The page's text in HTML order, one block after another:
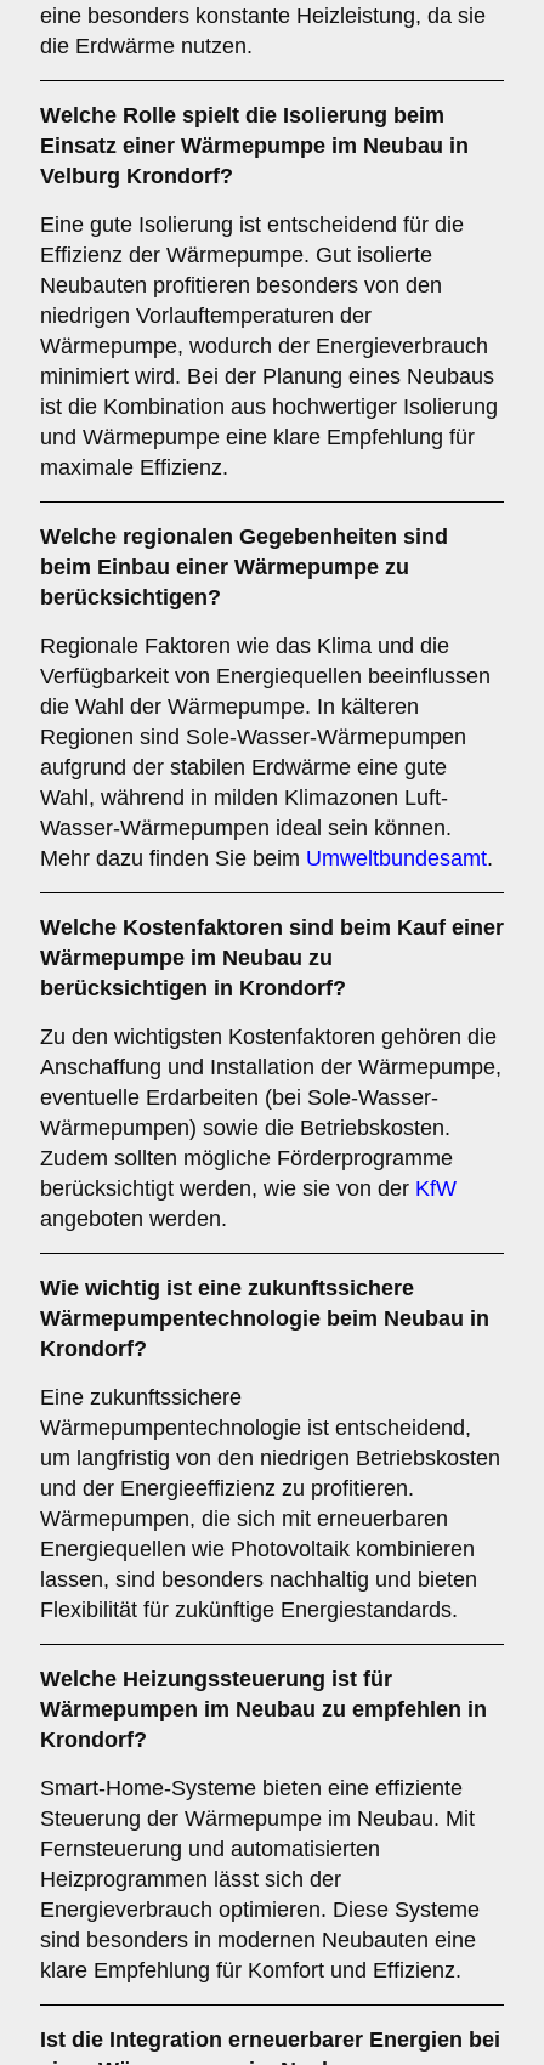
eine besonders konstante Heizleistung, da sie
die Erdwärme nutzen.
Welche Rolle spielt die Isolierung beim
Einsatz einer Wärmepumpe im Neubau in
Velburg Krondorf?
Eine gute Isolierung ist entscheidend für die
Effizienz der Wärmepumpe. Gut isolierte
Neubauten profitieren besonders von den
niedrigen Vorlauftemperaturen der
Wärmepumpe, wodurch der Energieverbrauch
minimiert wird. Bei der Planung eines Neubaus
ist die Kombination aus hochwertiger Isolierung
und Wärmepumpe eine klare Empfehlung für
maximale Effizienz.
Welche regionalen Gegebenheiten sind
beim Einbau einer Wärmepumpe zu
berücksichtigen?
Regionale Faktoren wie das Klima und die
Verfügbarkeit von Energiequellen beeinflussen
die Wahl der Wärmepumpe. In kälteren
Regionen sind Sole-Wasser-Wärmepumpen
aufgrund der stabilen Erdwärme eine gute
Wahl, während in milden Klimazonen Luft-
Wasser-Wärmepumpen ideal sein können.
Mehr dazu finden Sie beim Umweltbundesamt.
Welche Kostenfaktoren sind beim Kauf einer
Wärmepumpe im Neubau zu
berücksichtigen in Krondorf?
Zu den wichtigsten Kostenfaktoren gehören die
Anschaffung und Installation der Wärmepumpe,
eventuelle Erdarbeiten (bei Sole-Wasser-
Wärmepumpen) sowie die Betriebskosten.
Zudem sollten mögliche Förderprogramme
berücksichtigt werden, wie sie von der KfW
angeboten werden.
Wie wichtig ist eine zukunftssichere
Wärmepumpentechnologie beim Neubau in
Krondorf?
Eine zukunftssichere
Wärmepumpentechnologie ist entscheidend,
um langfristig von den niedrigen Betriebskosten
und der Energieeffizienz zu profitieren.
Wärmepumpen, die sich mit erneuerbaren
Energiequellen wie Photovoltaik kombinieren
lassen, sind besonders nachhaltig und bieten
Flexibilität für zukünftige Energiestandards.
Welche Heizungssteuerung ist für
Wärmepumpen im Neubau zu empfehlen in
Krondorf?
Smart-Home-Systeme bieten eine effiziente
Steuerung der Wärmepumpe im Neubau. Mit
Fernsteuerung und automatisierten
Heizprogrammen lässt sich der
Energieverbrauch optimieren. Diese Systeme
sind besonders in modernen Neubauten eine
klare Empfehlung für Komfort und Effizienz.
Ist die Integration erneuerbarer Energien bei